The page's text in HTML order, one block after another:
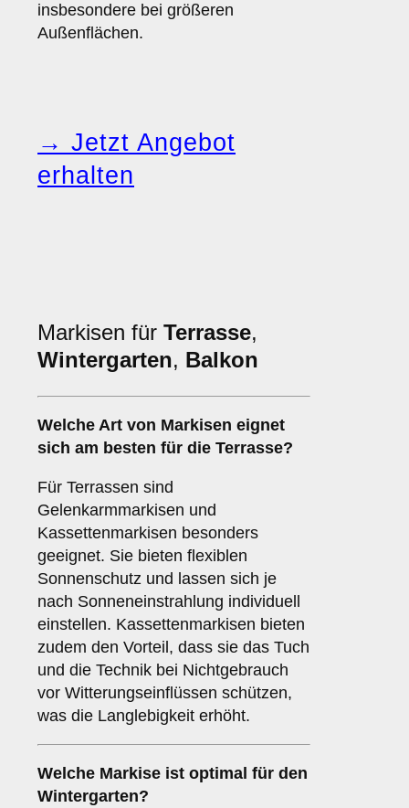
insbesondere bei größeren
Außenflächen.
→ Jetzt Angebot
erhalten
Markisen für Terrasse,
Wintergarten, Balkon
Welche Art von Markisen eignet
sich am besten für die Terrasse?
Für Terrassen sind
Gelenkarmmarkisen und
Kassettenmarkisen besonders
geeignet. Sie bieten flexiblen
Sonnenschutz und lassen sich je
nach Sonneneinstrahlung individuell
einstellen. Kassettenmarkisen bieten
zudem den Vorteil, dass sie das Tuch
und die Technik bei Nichtgebrauch
vor Witterungseinflüssen schützen,
was die Langlebigkeit erhöht.
Welche Markise ist optimal für den
Wintergarten?